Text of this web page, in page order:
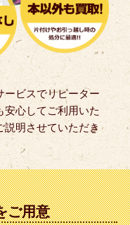
ービスでリピーター
心してご利用いた
明させていただき
ご用意